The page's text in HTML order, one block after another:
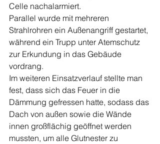
Celle nachalarmiert.
Parallel wurde mit mehreren
Strahlrohren ein Außenangriff gestartet,
während ein Trupp unter Atemschutz
zur Erkundung in das Gebäude
vordrang.
Im weiteren Einsatzverlauf stellte man
fest, dass sich das Feuer in die
Dämmung gefressen hatte, sodass das
Dach von außen sowie die Wände
innen großflächig geöffnet werden
mussten, um alle Glutnester zu